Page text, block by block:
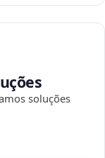
soluções